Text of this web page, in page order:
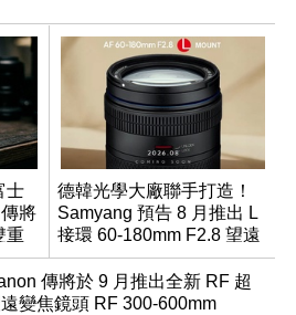
士
將
重
德韓光學大廠聯手打造！
Samyang 預告 8 月推出 L
接環 60-180mm F2.8 望遠
變焦鏡
傳將於 9 月推出全新 RF 超
變焦鏡頭 RF 300-600mm